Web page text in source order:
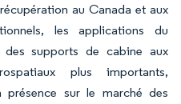
au Canada et aux
les applications du
des supports de cabine aux
plus importants,
présence sur le marché des